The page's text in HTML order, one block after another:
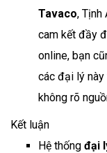
Tavaco, Tịnh
cam kết đầy
online, bạn
các đại lý
không rõ
Kết luận
Hệ thống đại